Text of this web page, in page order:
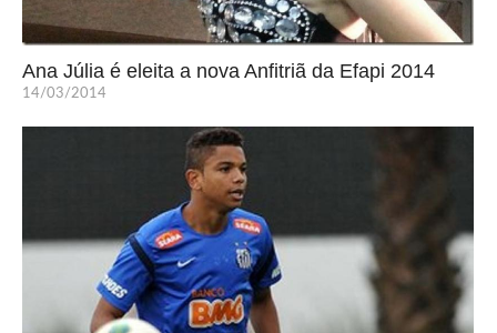
Ana Júlia é eleita a nova Anfitriã da Efapi 2014
14/03/2014